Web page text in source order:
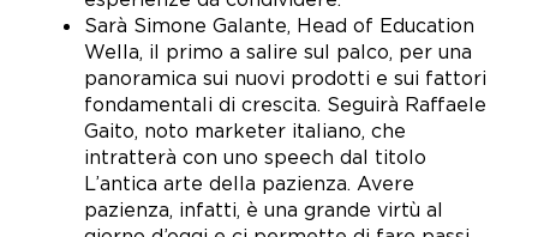
Sarà Simone Galante, Head of Education
Wella, il primo a salire sul palco, per una
panoramica sui nuovi prodotti e sui fattori
fondamentali di crescita. Seguirà Raffaele
Gaito, noto marketer italiano, che
intratterà con uno speech dal titolo
L’antica arte della pazienza. Avere
pazienza, infatti, è una grande virtù al